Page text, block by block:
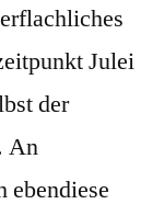
Julei
der
An
ebendiese